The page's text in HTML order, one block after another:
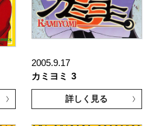
2005.9.17
カミヨミ 3
詳しく見る